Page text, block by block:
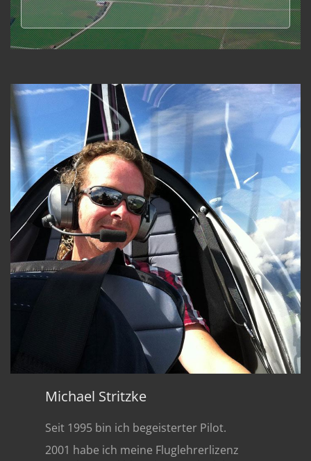
Michael Stritzke
Seit 1995 bin ich begeisterter Pilot.
2001 habe ich meine Fluglehrerlizenz